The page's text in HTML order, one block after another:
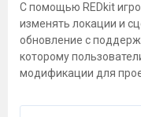
С помощью REDkit
изменять локации и
обновление с
которому
модификации для